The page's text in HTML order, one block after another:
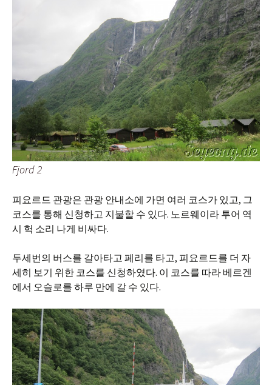
Fjord 2
피요르드 관광은 관광 안내소에 가면 여러 코스가 있고, 그
코스를 통해 신청하고 지불할 수 있다. 노르웨이라 투어 역
시 헉 소리 나게 비싸다.
두세번의 버스를 갈아타고 페리를 타고, 피요르드를 더 자
세히 보기 위한 코스를 신청하였다. 이 코스를 따라 베르겐
에서 오슬로를 하루 만에 갈 수 있다.